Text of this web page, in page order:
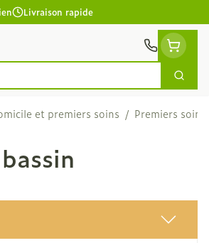
Livraison rapide
et premiers soins / Premiers soins